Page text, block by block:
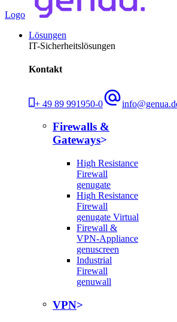
Logo
Lösungen
IT-Sicherheitslösungen
Kontakt
+ 49 89 991950-0
Firewalls &
Gateways
High Resistance
Firewall
genugate
High Resistance
Firewall
genugate Virtual
Firewall &
VPN-Appliance
genuscreen
Industrial
Firewall
genuwall
VPN